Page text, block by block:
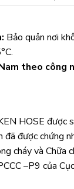
Bảo quản nơi
theo công
HOSE được
được chứng
cháy và Chữa
–P9 của